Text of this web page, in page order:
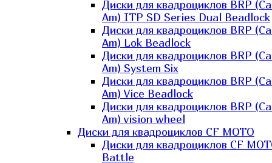
Диски для квадроциклов BRP
Am) ITP SD Series Dual Beadlock
Диски для квадроциклов BRP
Am) Lok Beadlock
Диски для квадроциклов BRP
Am) System Six
Диски для квадроциклов BRP
Am) Vice Beadlock
Диски для квадроциклов BRP
Am) vision wheel
Диски для квадроциклов CF MOTO
Диски для квадроциклов CF
Battle